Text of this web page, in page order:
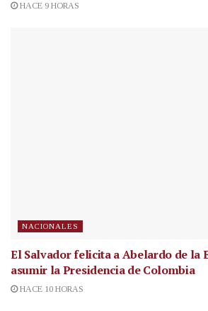
HACE 9 HORAS
NACIONALES
El Salvador felicita a Abelardo de la
asumir la Presidencia de Colombia
HACE 10 HORAS